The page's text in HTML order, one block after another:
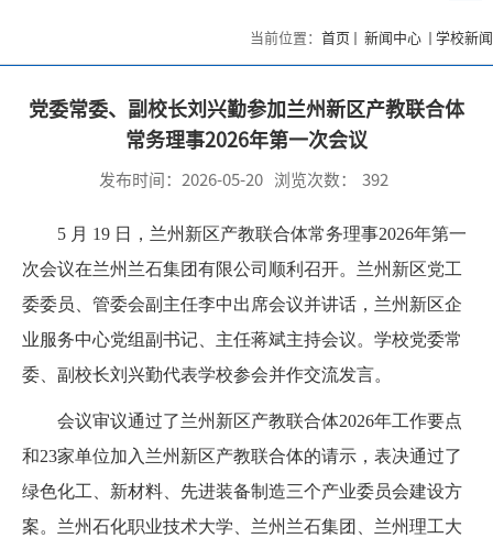
当前位置： 首页 新闻中心 学校新闻
党委常委、副校长刘兴勤参加兰州新区产教联合体
常务理事2026年第一次会议
发布时间：2026-05-20 浏览次数： 392
5 月 19 日，兰州新区产教联合体常务理事2026年第一
次会议在兰州兰石集团有限公司顺利召开。兰州新区党工
委委员、管委会副主任李中出席会议并讲话，兰州新区企
业服务中心党组副书记、主任蒋斌主持会议。学校党委常
委、副校长刘兴勤代表学校参会并作交流发言。
会议审议通过了兰州新区产教联合体2026年工作要点
和23家单位加入兰州新区产教联合体的请示，表决通过了
绿色化工、新材料、先进装备制造三个产业委员会建设方
案。兰州石化职业技术大学、兰州兰石集团、兰州理工大